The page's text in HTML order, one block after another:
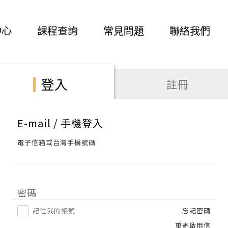
課程查詢 常見問題 聯絡我們
登入 註冊
E-mail / 手機登入
電子信箱或台灣手機號碼
密碼
記住我的帳號
忘記密碼
重寄啟用信